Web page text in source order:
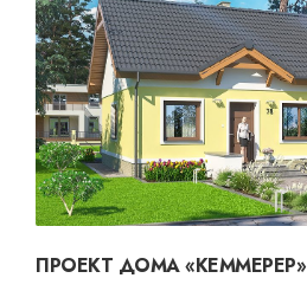
ПРОЕКТ ДОМА «КЕММЕРЕР»